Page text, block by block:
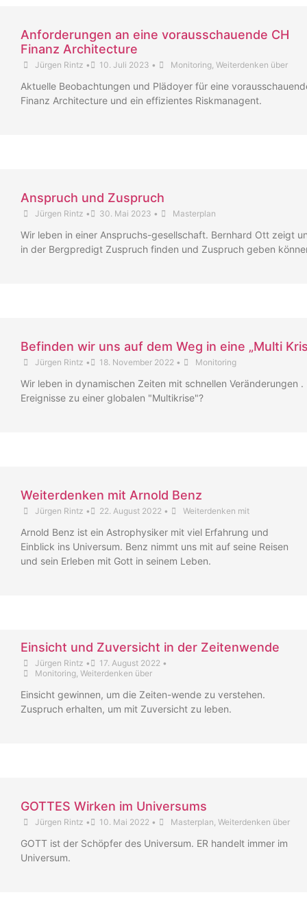
Anforderungen an eine vorausschauende CH
Finanz Architecture
Jürgen Rintz • 10. Juli 2023 • Monitoring, Weiterdenken über
Aktuelle Beobachtungen und Plädoyer für eine
Finanz Architecture und ein effizientes Riskmanagent.
Anspruch und Zuspruch
Jürgen Rintz • 30. Mai 2023 • Masterplan
Wir leben in einer Anspruchs-gesellschaft. Bernhard Ott zeigt
in der Bergpredigt Zuspruch finden und Zuspruch geben
Befinden wir uns auf dem Weg in eine „Multi
Jürgen Rintz • 18. November 2022 • Monitoring
Wir leben in dynamischen Zeiten mit schnellen Veränderungen
Ereignisse zu einer globalen "Multikrise"?
Weiterdenken mit Arnold Benz
Jürgen Rintz • 22. August 2022 • Weiterdenken mit
Arnold Benz ist ein Astrophysiker mit viel Erfahrung und
Einblick ins Universum. Benz nimmt uns mit auf seine Reisen
und sein Erleben mit Gott in seinem Leben.
Einsicht und Zuversicht in der Zeitenwende
Jürgen Rintz • 17. August 2022 •
Monitoring, Weiterdenken über
Einsicht gewinnen, um die Zeiten-wende zu verstehen.
Zuspruch erhalten, um mit Zuversicht zu leben.
GOTTES Wirken im Universums
Jürgen Rintz • 10. Mai 2022 • Masterplan, Weiterdenken über
GOTT ist der Schöpfer des Universum. ER handelt immer im
Universum.